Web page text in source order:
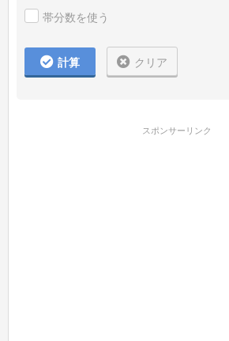
帯分数を使う
計算 クリア
スポンサーリンク